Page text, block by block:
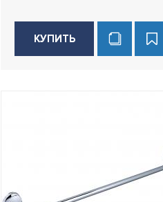
КУПИТЬ